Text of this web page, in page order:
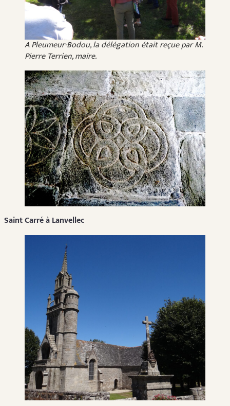
A Pleumeur-Bodou, la délégation était reçue par M.
Pierre Terrien, maire.
Saint Carré à Lanvellec